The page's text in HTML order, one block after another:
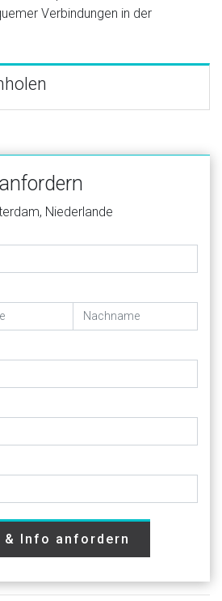
Verbindungen in der
Niederlande
& Info anfordern